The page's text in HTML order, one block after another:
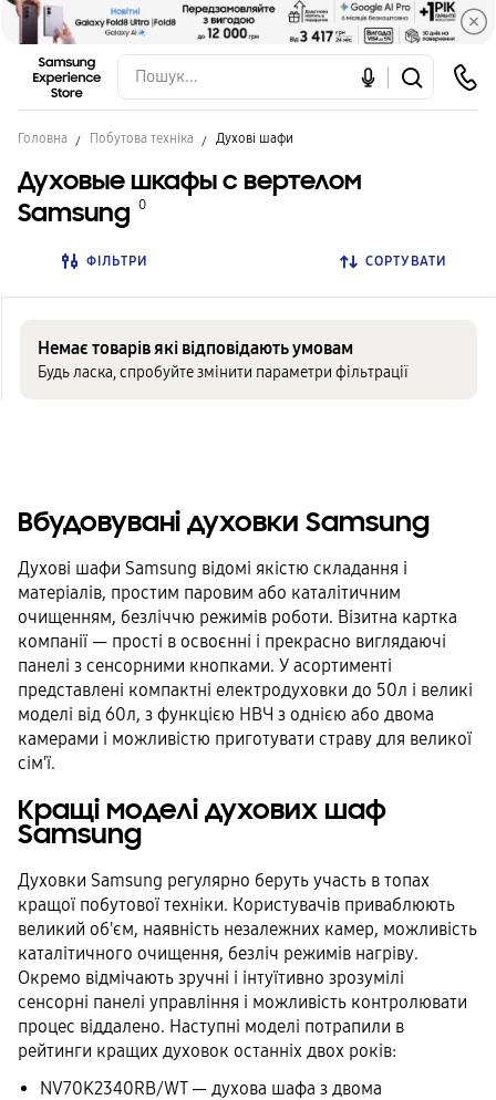
Головна Побутова техніка Духові шафи
Духовые шкафы с вертелом
Samsung 0
ФІЛЬТРИ СОРТУВАТИ
Немає товарів які відповідають умовам
Будь ласка, спробуйте змінити параметри фільтрації
Вбудовувані духовки Samsung
Духові шафи Samsung відомі якістю складання і
матеріалів, простим паровим або каталітичним
очищенням, безліччю режимів роботи. Візитна картка
компанії — прості в освоєнні і прекрасно виглядаючі
панелі з сенсорними кнопками. У асортименті
представлені компактні електродуховки до 50л і великі
моделі від 60л, з функцією НВЧ з однією або двома
камерами і можливістю приготувати страву для великої
сім'ї.
Кращі моделі духових шаф
Samsung
Духовки Samsung регулярно беруть участь в топах
кращої побутової техніки. Користувачів приваблюють
великий об'єм, наявність незалежних камер, можливість
каталітичного очищення, безліч режимів нагріву.
Окремо відмічають зручні і інтуїтивно зрозумілі
сенсорні панелі управління і можливість контролювати
процес віддалено. Наступні моделі потрапили в
рейтинги кращих духовок останніх двох років:
NV70K2340RB/WT — духова шафа з двома